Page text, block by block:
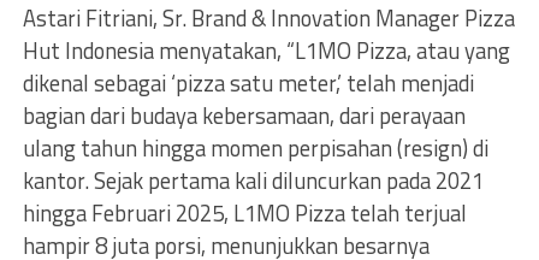
Astari Fitriani, Sr. Brand & Innovation Manager Pizza
Hut Indonesia menyatakan, “L1MO Pizza, atau yang
dikenal sebagai ‘pizza satu meter,’ telah menjadi
bagian dari budaya kebersamaan, dari perayaan
ulang tahun hingga momen perpisahan (resign) di
kantor. Sejak pertama kali diluncurkan pada 2021
hingga Februari 2025, L1MO Pizza telah terjual
hampir 8 juta porsi, menunjukkan besarnya